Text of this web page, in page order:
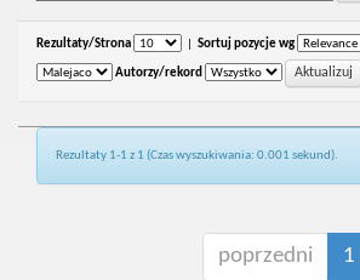
Rezultaty/Strona Sortuj pozycje wg
Autorzy/rekord
Rezultaty 1-1 z 1 (Czas wyszukiwania: 0.001 sekund).
poprzedni 1